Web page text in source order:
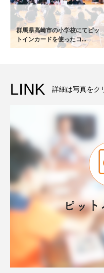
群馬県高崎市の小学校にてピッ
トインカードを使ったコ...
LINK 詳細は写真をク